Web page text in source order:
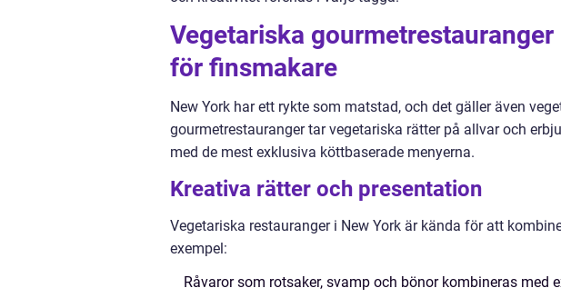
Vegetariska
för finsmakare
New York har ett rykte som matstad, och det gäller även
gourmetrestauranger tar vegetariska rätter på allvar och
med de mest exklusiva köttbaserade menyerna.
Kreativa rätter och presentation
Vegetariska restauranger i New York är kända för att
exempel:
Råvaror som rotsaker, svamp och bönor kombineras med